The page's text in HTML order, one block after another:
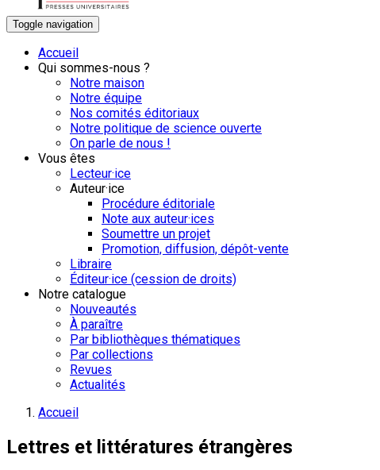
Toggle navigation
Accueil
Qui sommes-nous ?
Notre maison
Notre équipe
Nos comités éditoriaux
Notre politique de science ouverte
On parle de nous !
Vous êtes
Lecteur·ice
Auteur·ice
Procédure éditoriale
Note aux auteur·ices
Soumettre un projet
Promotion, diffusion, dépôt-vente
Libraire
Éditeur·ice (cession de droits)
Notre catalogue
Nouveautés
À paraître
Par bibliothèques thématiques
Par collections
Revues
Actualités
Accueil
Lettres et littératures étrangères